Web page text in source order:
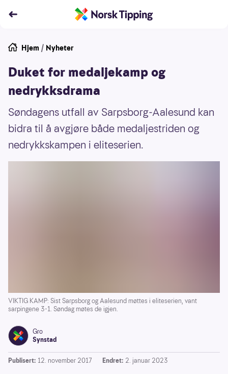
Hjem / Nyheter
Duket for medaljekamp og
nedrykksdrama
Søndagens utfall av Sarpsborg-Aalesund kan
bidra til å avgjøre både medaljestriden og
nedrykkskampen i eliteserien.
VIKTIG KAMP: Sist Sarpsborg og Aalesund møttes i eliteserien, vant
sarpingene 3-1. Søndag møtes de igjen.
Gro
Synstad
Publisert: 12. november 2017 Endret: 2. januar 2023